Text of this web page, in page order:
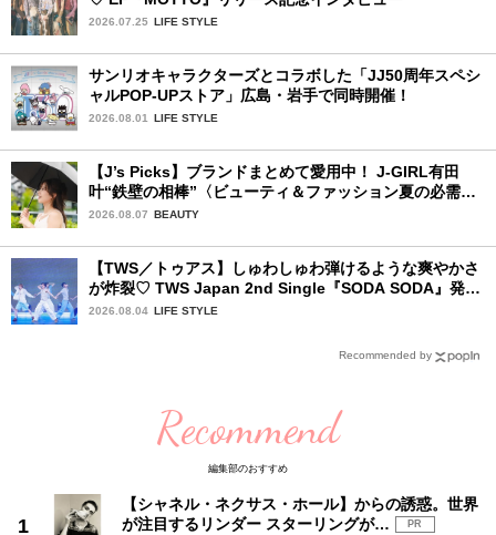
2026.07.25 LIFE STYLE
サンリオキャラクターズとコラボした「JJ50周年スペシ
ャルPOP-UPストア」広島・岩手で同時開催！
2026.08.01 LIFE STYLE
【J’s Picks】ブランドまとめて愛用中！ J-GIRL有田
叶“鉄壁の相棒”〈ビューティ＆ファッション夏の必需
品〉
2026.08.07 BEAUTY
【TWS／トゥアス】しゅわしゅわ弾けるような爽やかさ
が炸裂♡ TWS Japan 2nd Single『SODA SODA』発売
記念SPECIAL SHOWCASEを詳細レポ
2026.08.04 LIFE STYLE
Recommended by
Recommend
編集部のおすすめ
【シャネル・ネクサス・ホール】からの誘惑。世界
が注目するリンダー スターリングが…
PR